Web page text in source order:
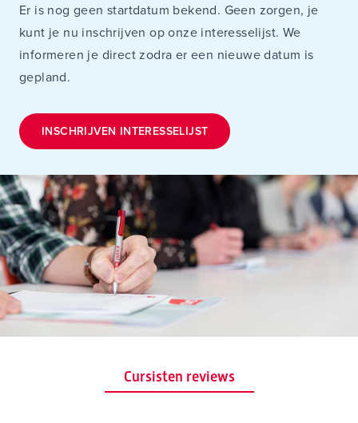
Er is nog geen startdatum bekend. Geen zorgen, je
kunt je nu inschrijven op onze interesselijst. We
informeren je direct zodra er een nieuwe datum is
gepland.
INSCHRIJVEN INTERESSELIJST
Cursisten reviews